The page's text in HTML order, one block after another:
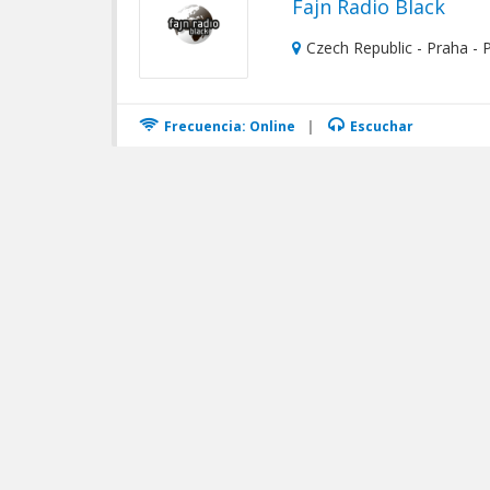
Fajn Radio Black
Czech Republic - Praha -
Frecuencia: Online | Escuchar